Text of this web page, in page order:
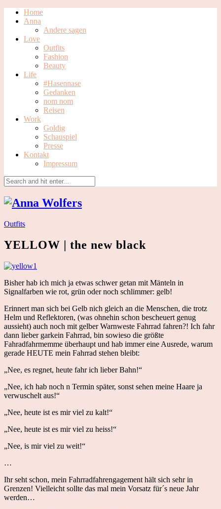
Home
Anna
Andere sagen
Love
Outfits
Fashion
Beauty
Life
#Hasennase
Gedanken
nom nom
Reisen
Work
Goldig
Schauspiel
Presse
Kontakt
Impressum
Outfits
YELLOW | the new black
Bisher hab ich mich ja etwas schwer getan mit Mänteln in
Signalfarben wie rot, grün oder noch schlimmer: gelb!
Erinnert man sich bei Gelb nich gleich an die Menschen, die trotz
Helm und Reflektoren, (was ohnehin schon bescheuert genug
aussieht) auch noch mit gelber Warnweste Fahrrad fahren?! Ich fahr
dann lieber garkein Fahrrad, bin sowieso die größte
Fahradfahrmemme überhaupt und hab immer eine Ausrede, warum
gerade HEUTE mein Fahrrad stehen bleibt:
„Nee, es regnet, heute fahr ich lieber Bahn!“
„Nee, ich hab noch n Termin später, sonst sehen meine Haare ja
verwuschelt aus!“
„Nee, heute ist es mir viel zu kalt!“
„Nee, heute ist es mir viel zu heiss!“
„Nee, is mir viel zu weit!“
…
Ihr seht schon, mein Fahrradfahrengagement hält sich sehr in
Grenzen! Vielleicht sollte das mal mein Vorsatz für´s neue Jahr
werden…